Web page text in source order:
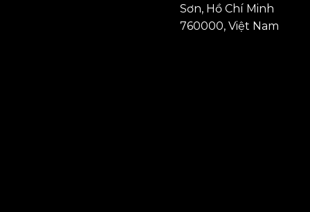
Sơn, Hồ Chí Minh
760000, Việt Nam